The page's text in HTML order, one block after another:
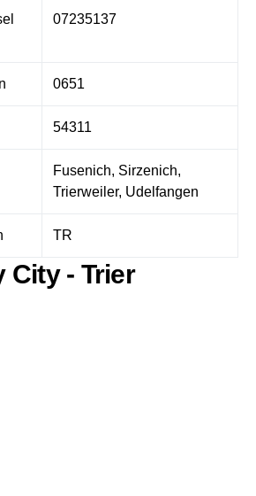
07235137
0651
54311
Fusenich, Sirzenich,
Trierweiler, Udelfangen
TR
City - Trier